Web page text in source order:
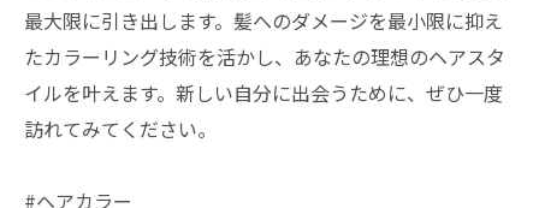
最大限に引き出します。髪へのダメージを最小限に抑え
たカラーリング技術を活かし、あなたの理想のヘアスタ
イルを叶えます。新しい自分に出会うために、ぜひ一度
訪れてみてください。
#ヘアカラー